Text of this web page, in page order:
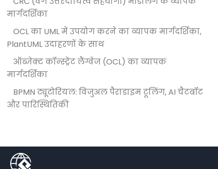
मार्गदर्शिका
OCL का UML में उपयोग करने का व्यापक मार्गदर्शिका,
PlantUML उदाहरणों के साथ
ऑब्जेक्ट कॉन्स्ट्रेंट लैंग्वेज (OCL) का व्यापक
मार्गदर्शिका
BPMN ट्यूटोरियल: विजुअल पैराडाइम टूलिंग, AI चैटबॉट
और पारिस्थितिकी